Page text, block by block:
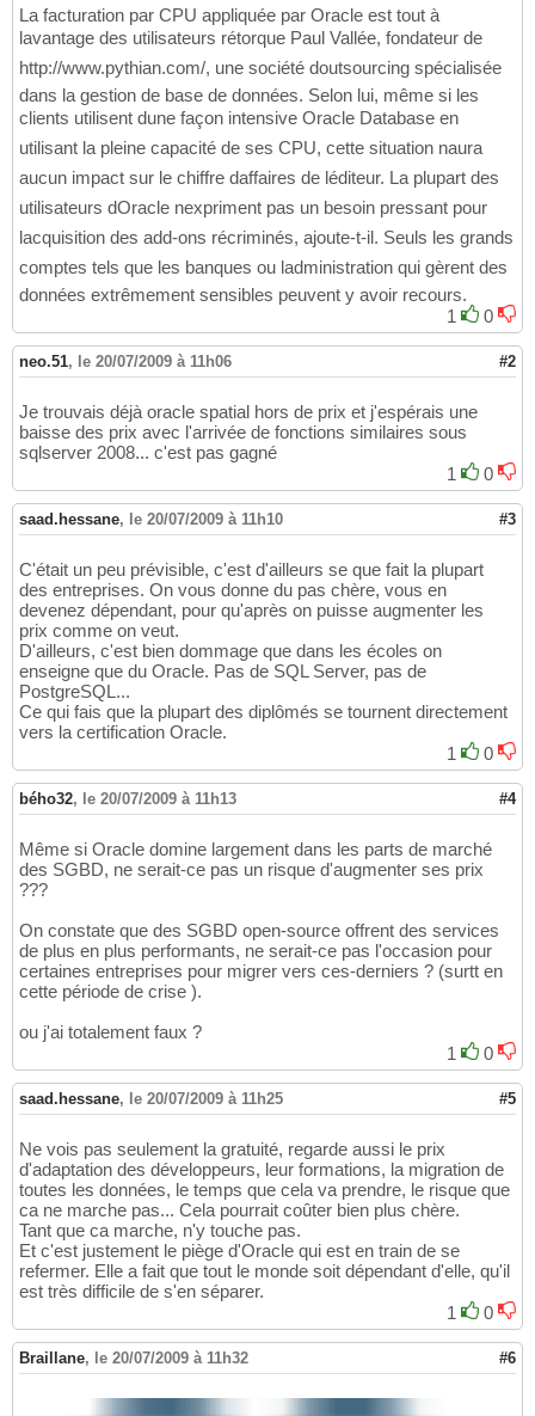
La facturation par CPU appliquée par Oracle est tout à
lavantage des utilisateurs rétorque Paul Vallée, fondateur de
http://www.pythian.com/, une société doutsourcing spécialisée
dans la gestion de base de données. Selon lui, même si les
clients utilisent dune façon intensive Oracle Database en
utilisant la pleine capacité de ses CPU, cette situation naura
aucun impact sur le chiffre daffaires de léditeur. La plupart des
utilisateurs dOracle nexpriment pas un besoin pressant pour
lacquisition des add-ons récriminés, ajoute-t-il. Seuls les grands
comptes tels que les banques ou ladministration qui gèrent des
données extrêmement sensibles peuvent y avoir recours.
1
0
neo.51, le 20/07/2009 à 11h06 #2
Je trouvais déjà oracle spatial hors de prix et j'espérais une
baisse des prix avec l'arrivée de fonctions similaires sous
sqlserver 2008... c'est pas gagné
1
0
saad.hessane, le 20/07/2009 à 11h10 #3
C'était un peu prévisible, c'est d'ailleurs se que fait la plupart
des entreprises. On vous donne du pas chère, vous en
devenez dépendant, pour qu'après on puisse augmenter les
prix comme on veut.
D'ailleurs, c'est bien dommage que dans les écoles on
enseigne que du Oracle. Pas de SQL Server, pas de
PostgreSQL...
Ce qui fais que la plupart des diplômés se tournent directement
vers la certification Oracle.
1
0
bého32, le 20/07/2009 à 11h13 #4
Même si Oracle domine largement dans les parts de marché
des SGBD, ne serait-ce pas un risque d'augmenter ses prix
???
On constate que des SGBD open-source offrent des services
de plus en plus performants, ne serait-ce pas l'occasion pour
certaines entreprises pour migrer vers ces-derniers ? (surtt en
cette période de crise ).
ou j'ai totalement faux ?
1
0
saad.hessane, le 20/07/2009 à 11h25 #5
Ne vois pas seulement la gratuité, regarde aussi le prix
d'adaptation des développeurs, leur formations, la migration de
toutes les données, le temps que cela va prendre, le risque que
ca ne marche pas... Cela pourrait coûter bien plus chère.
Tant que ca marche, n'y touche pas.
Et c'est justement le piège d'Oracle qui est en train de se
refermer. Elle a fait que tout le monde soit dépendant d'elle, qu'il
est très difficile de s'en séparer.
1
0
Braillane, le 20/07/2009 à 11h32 #6